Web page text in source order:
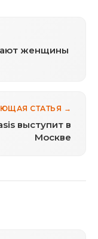
женщины
СТАТЬЯ →
выступит в
Москве